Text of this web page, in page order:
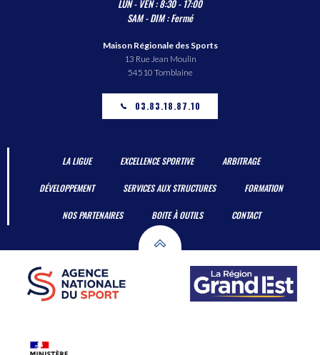
LUN - VEN : 8:30 - 17:00
SAM - DIM : Fermé
Maison Régionale des Sports
13 Rue Jean Moulin
54510 Tomblaine
03.83.18.87.10
LA LIGUE EXCELLENCE SPORTIVE ARBITRAGE
DÉVELOPPEMENT SERVICES AUX STRUCTURES FORMATION
NOS PARTENAIRES BOITE À OUTILS CONTACT